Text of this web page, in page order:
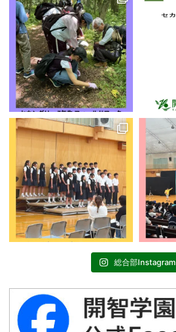
総合部Instagram